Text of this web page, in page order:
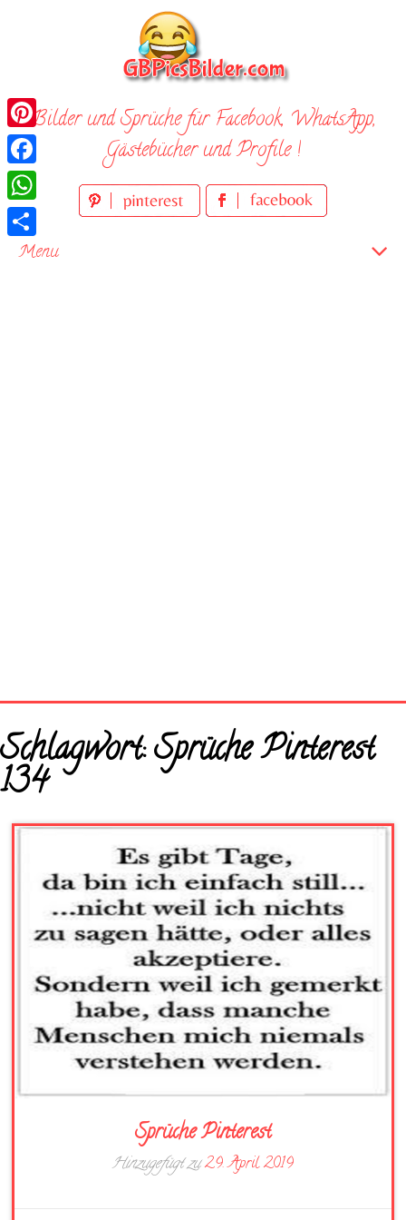
Bilder und Sprüche für Facebook, WhatsApp,
Gästebücher und Profile !
Menu
Startseite
Neue Bilder
Schlagwort:Sprüche Pinterest
134
Sprüche Pinterest
Hinzugefügt zu29. April 2019
Pinterest
Facebook
WhatsApp
Teilen